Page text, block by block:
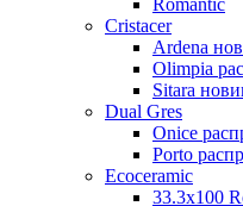
Romantic
Cristacer
Ardena
Olimpia
Sitara
Dual Gres
Onice
Porto
Ecoceramic
33.3х100